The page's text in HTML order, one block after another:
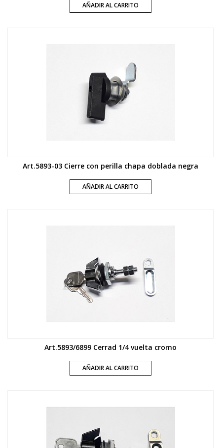
AÑADIR AL CARRITO
Art.5893-03 Cierre con perilla chapa doblada negra
AÑADIR AL CARRITO
Art.5893/6899 Cerrad 1/4 vuelta cromo
AÑADIR AL CARRITO